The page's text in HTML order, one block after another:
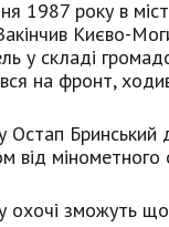
1987 року в
Києво-
у складі
на фронт,
Остап Бринський
від мінометного
охочі зможуть